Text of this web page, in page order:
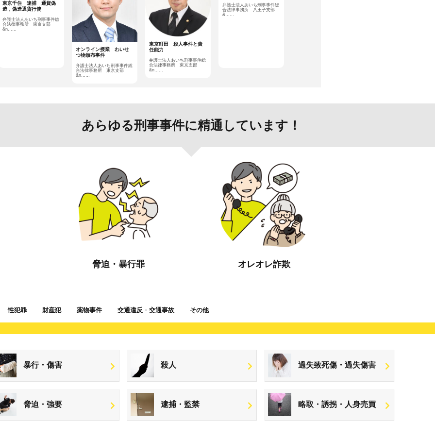
東京千住 逮捕 通貨偽
造，偽造通貨行使
弁護士法人あいち刑事事件総
合法律事務所 東京支部
&n……
オンライン授業 わいせ
つ物頒布事件
弁護士法人あいち刑事事件総
合法律事務所 東京支部
&n……
東京町田 殺人事件と責
任能力
弁護士法人あいち刑事事件総
合法律事務所 東京支部
&n……
弁護士法人あいち刑事事件総
合法律事務所 八王子支部
&……
あらゆる刑事事件に精通しています！
脅迫・暴行罪 オレオレ詐欺
性犯罪 財産犯 薬物事件 交通違反 ・ 交通事故 その他
暴行・傷害 殺人 過失致死傷・過失傷害
脅迫・強要 逮捕・監禁 略取・誘拐・人身売買